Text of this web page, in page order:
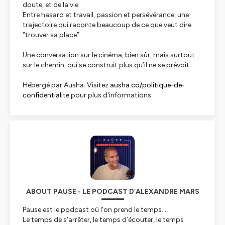
doute, et de la vie.
Entre hasard et travail, passion et persévérance, une
trajectoire qui raconte beaucoup de ce que veut dire
“trouver sa place”.
Une conversation sur le cinéma, bien sûr, mais surtout
sur le chemin, qui se construit plus qu’il ne se prévoit.
Hébergé par Ausha. Visitez ausha.co/politique-de-
confidentialitepour plus d'informations.
ABOUT PAUSE - LE PODCAST D’ALEXANDRE MARS
Pause est le podcast où l'on prend le temps...
Le temps de s’arrêter, le temps d’écouter, le temps